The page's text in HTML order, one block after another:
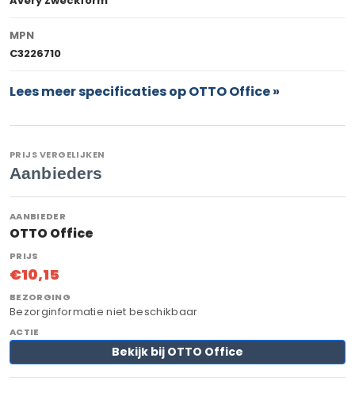
MPN
C3226710
Lees meer specificaties op OTTO Office »
PRIJS VERGELIJKEN
Aanbieders
OTTO Office
€10,15
Bezorginformatie niet beschikbaar
Bekijk bij OTTO Office